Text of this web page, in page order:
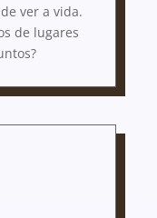
ver a vida.
de lugares